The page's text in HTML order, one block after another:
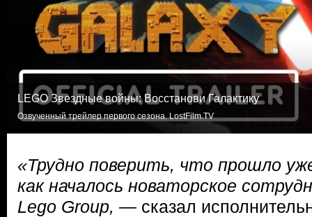
LEGO Звездные войны: Восстанови Галактику
Озвученный трейлер первого сезона. LostFilm.TV
«Трудно поверить, что прошло
как началось новаторское
Lego Group, — сказал